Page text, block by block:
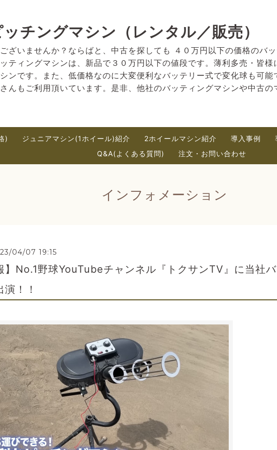
チングマシン（レンタル／販売）
ざいませんか？ならばと、中古を探しても ４０万円以下の価格のバ
ティングマシンは、新品で３０万円以下の値段です。薄利多売・皆様
ンです。また、低価格なのに大変便利なバッテリー式で変化球も可
んもご利用頂いています。是非、他社のバッティングマシンや中古の
) ジュニアマシン(1ホイール)紹介 2ホイールマシン紹介 導入事例
Q&A(よくある質問)
注文・お問い合わせ
インフォメーション
04/07 19:15
】No.1野球YouTubeチャンネル『トクサンTV』に当社
演！！